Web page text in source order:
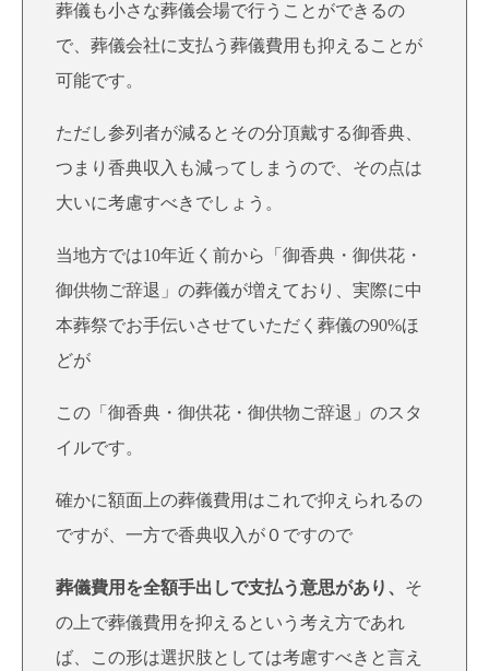
葬儀も小さな葬儀会場で行うことができるの
で、葬儀会社に支払う葬儀費用も抑えることが
可能です。
ただし参列者が減るとその分頂戴する御香典、
つまり香典収入も減ってしまうので、その点は
大いに考慮すべきでしょう。
当地方では10年近く前から「御香典・御供花・
御供物ご辞退」の葬儀が増えており、実際に中
本葬祭でお手伝いさせていただく葬儀の90%ほ
どが
この「御香典・御供花・御供物ご辞退」のスタ
イルです。
確かに額面上の葬儀費用はこれで抑えられるの
ですが、一方で香典収入が０ですので
葬儀費用を全額手出しで支払う意思があり、 そ
の上で葬儀費用を抑えるという考え方であれ
ば、この形は選択肢としては考慮すべきと言え